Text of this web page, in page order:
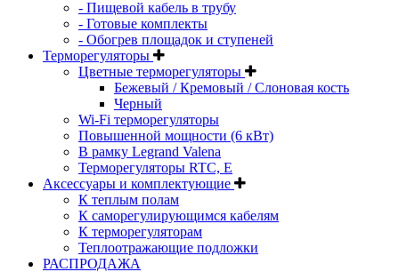
- Пищевой кабель в трубу
- Готовые комплекты
- Обогрев площадок и ступеней
Терморегуляторы
Цветные терморегуляторы
Бежевый / Кремовый / Слоновая кость
Черный
Wi-Fi терморегуляторы
Повышенной мощности (6 кВт)
В рамку Legrand Valena
Терморегуляторы RTC, Е
Aксессуары и комплектующие
К теплым полам
К саморегулирующимся кабелям
К терморегуляторам
Теплоотражающие подложки
РАСПРОДАЖА